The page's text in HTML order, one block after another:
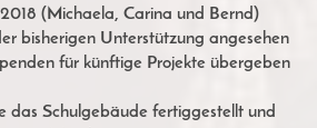
(Michaela, Carina und Bernd)
bisherigen Unterstützung angesehen
für künftige Projekte übergeben
das Schulgebäude fertiggestellt und